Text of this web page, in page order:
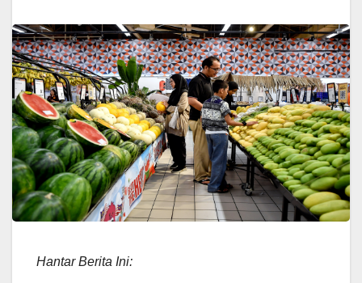
Hantar Berita Ini: